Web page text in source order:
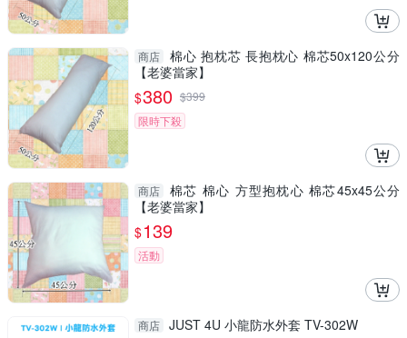
商店
棉心 抱枕芯 長抱枕心 棉芯50x120公分
【老婆當家】
$380 $399
限時下殺
商店
棉芯 棉心 方型抱枕心 棉芯45x45公分
【老婆當家】
$139
活動
商店 JUST 4U 小龍防水外套 TV-302W